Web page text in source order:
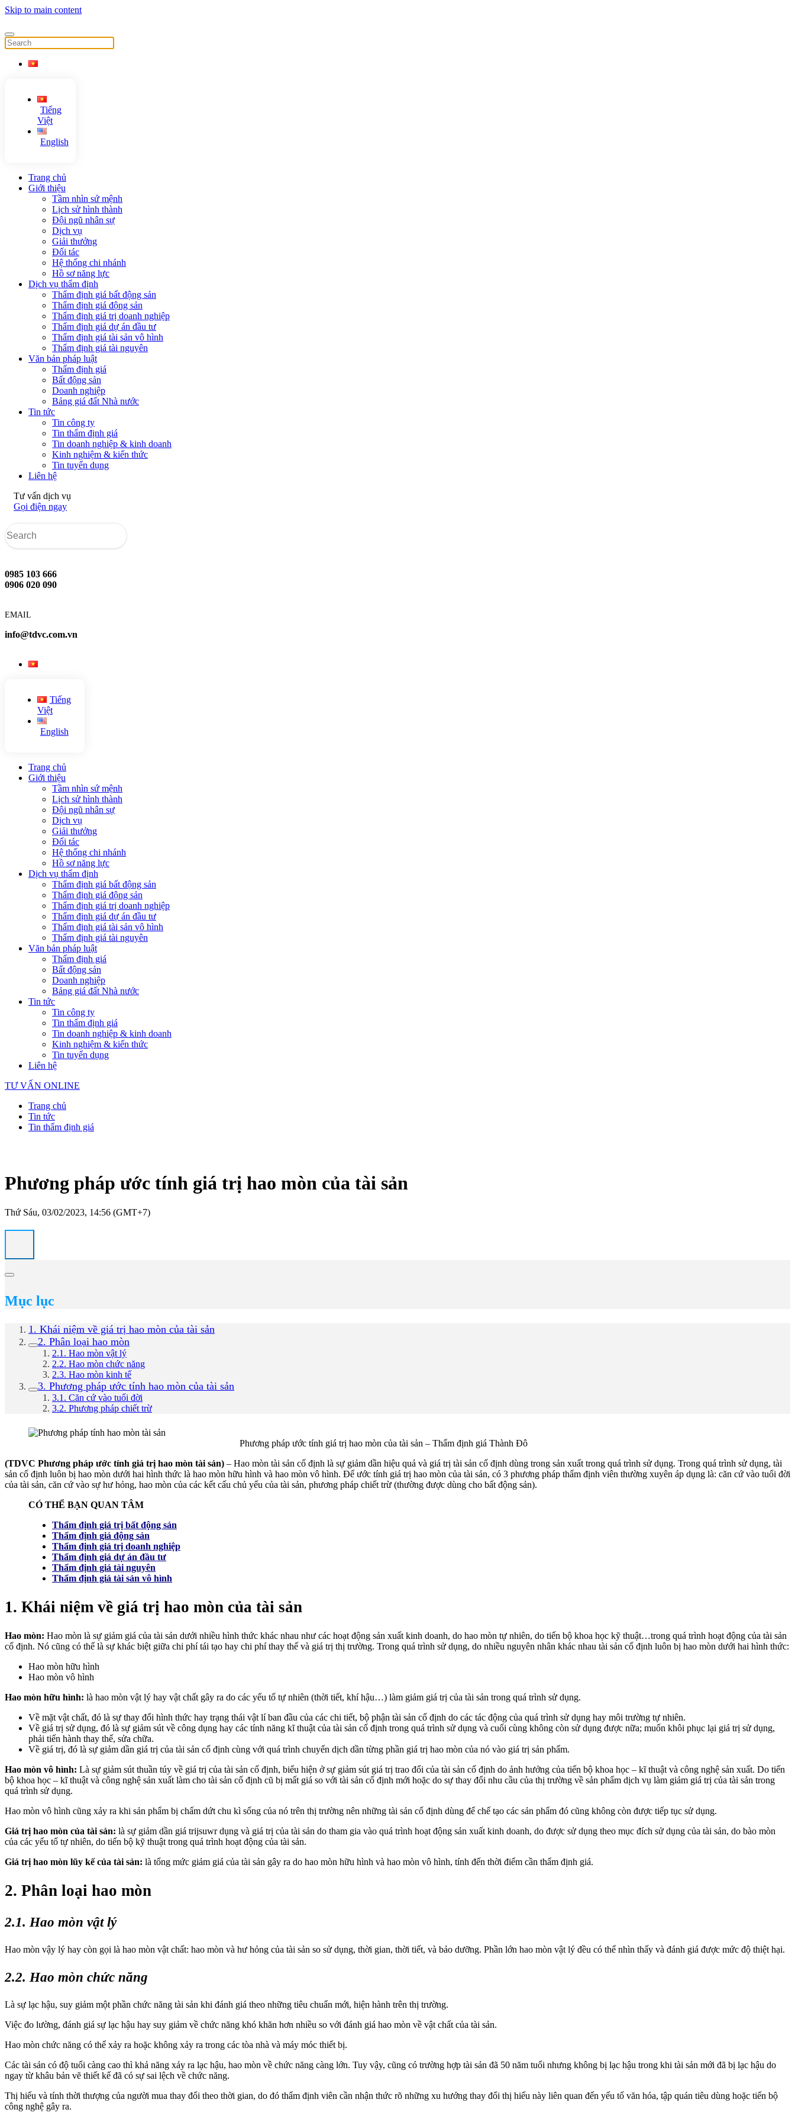
Skip to main content
Tiếng
Việt
English
Trang chủ
Giới thiệu
Tầm nhìn sứ mệnh
Lịch sử hình thành
Đội ngũ nhân sự
Dịch vụ
Giải thưởng
Đối tác
Hệ thống chi nhánh
Hồ sơ năng lực
Dịch vụ thẩm định
Thẩm định giá bất động sản
Thẩm định giá động sản
Thẩm định giá trị doanh nghiệp
Thẩm định giá dự án đầu tư
Thẩm định giá tài sản vô hình
Thẩm định giá tài nguyên
Văn bản pháp luật
Thẩm định giá
Bất động sản
Doanh nghiệp
Bảng giá đất Nhà nước
Tin tức
Tin công ty
Tin thẩm định giá
Tin doanh nghiệp & kinh doanh
Kinh nghiệm & kiến thức
Tin tuyển dụng
Liên hệ
Tư vấn dịch vụ
Gọi điện ngay
0985 103 666
0906 020 090
EMAIL
info@tdvc.com.vn
Tiếng
Việt
English
Trang chủ
Giới thiệu
Tầm nhìn sứ mệnh
Lịch sử hình thành
Đội ngũ nhân sự
Dịch vụ
Giải thưởng
Đối tác
Hệ thống chi nhánh
Hồ sơ năng lực
Dịch vụ thẩm định
Thẩm định giá bất động sản
Thẩm định giá động sản
Thẩm định giá trị doanh nghiệp
Thẩm định giá dự án đầu tư
Thẩm định giá tài sản vô hình
Thẩm định giá tài nguyên
Văn bản pháp luật
Thẩm định giá
Bất động sản
Doanh nghiệp
Bảng giá đất Nhà nước
Tin tức
Tin công ty
Tin thẩm định giá
Tin doanh nghiệp & kinh doanh
Kinh nghiệm & kiến thức
Tin tuyển dụng
Liên hệ
TƯ VẤN ONLINE
Trang chủ
Tin tức
Tin thẩm định giá
Phương pháp ước tính giá trị hao mòn của tài sản
Thứ Sáu, 03/02/2023, 14:56 (GMT+7)
Mục lục
1. Khái niệm về giá trị hao mòn của tài sản
2. Phân loại hao mòn
2.1. Hao mòn vật lý
2.2. Hao mòn chức năng
2.3. Hao mòn kinh tế
3. Phương pháp ước tính hao mòn của tài sản
3.1. Căn cứ vào tuổi đời
3.2. Phương pháp chiết trừ
Phương pháp ước tính giá trị hao mòn của tài sản – Thẩm định giá Thành Đô
(TDVC Phương pháp ước tính giá trị hao mòn tài sản) – Hao mòn tài sản cố định là sự giảm dần hiệu quả và giá trị tài sản cố định dùng trong sản xuất trong quá trình sử dụng. Trong quá trình sử dụng, tài
sản cố định luôn bị hao mòn dưới hai hình thức là hao mòn hữu hình và hao mòn vô hình. Để ước tính giá trị hao mòn của tài sản, có 3 phương pháp thẩm định viên thường xuyên áp dụng là: căn cứ vào tuổi đời
của tài sản, căn cứ vào sự hư hỏng, hao mòn của các kết cấu chủ yếu của tài sản, phương pháp chiết trừ (thường được dùng cho bất động sản).
CÓ THỂ BẠN QUAN TÂM
Thẩm định giá trị bất động sản
Thẩm định giá động sản
Thẩm định giá trị doanh nghiệp
Thẩm định giá dự án đầu tư
Thẩm định giá tài nguyên
Thẩm định giá tài sản vô hình
1. Khái niệm về giá trị hao mòn của tài sản
Hao mòn: Hao mòn là sự giảm giá của tài sản dưới nhiều hình thức khác nhau như các hoạt động sản xuất kinh doanh, do hao mòn tự nhiên, do tiến bộ khoa học kỹ thuật…trong quá trình hoạt động của tài sản
cố định. Nó cũng có thể là sự khác biệt giữa chi phí tái tạo hay chi phí thay thế và giá trị thị trường. Trong quá trình sử dụng, do nhiều nguyên nhân khác nhau tài sản cố định luôn bị hao mòn dưới hai hình thức:
Hao mòn hữu hình
Hao mòn vô hình
Hao mòn hữu hình: là hao mòn vật lý hay vật chất gây ra do các yếu tố tự nhiên (thời tiết, khí hậu…) làm giảm giá trị của tài sản trong quá trình sử dụng.
Về mặt vật chất, đó là sự thay đổi hình thức hay trạng thái vật lí ban đầu của các chi tiết, bộ phận tài sản cố định do các tác động của quá trình sử dụng hay môi trường tự nhiên.
Về giá trị sử dụng, đó là sự giảm sút về công dụng hay các tính năng kĩ thuật của tài sản cố định trong quá trình sử dụng và cuối cùng không còn sử dụng được nữa; muốn khôi phục lại giá trị sử dụng,
phải tiến hành thay thế, sửa chữa.
Về giá trị, đó là sự giảm dần giá trị của tài sản cố định cùng với quá trình chuyển dịch dần từng phần giá trị hao mòn của nó vào giá trị sản phẩm.
Hao mòn vô hình: Là sự giảm sút thuần túy về giá trị của tài sản cố định, biểu hiện ở sự giảm sút giá trị trao đổi của tài sản cố định do ảnh hưởng của tiến bộ khoa học – kĩ thuật và công nghệ sản xuất. Do tiến
bộ khoa học – kĩ thuật và công nghệ sản xuất làm cho tài sản cố định cũ bị mất giá so với tài sản cố định mới hoặc do sự thay đổi nhu cầu của thị trường về sản phẩm dịch vụ làm giảm giá trị của tài sản trong
quá trình sử dụng.
Hao mòn vô hình cũng xảy ra khi sản phẩm bị chấm dứt chu kì sống của nó trên thị trường nên những tài sản cố định dùng để chế tạo các sản phẩm đó cũng không còn được tiếp tục sử dụng.
Giá trị hao mòn của tài sản: là sự giảm dần giá trijsuwr dụng và giá trị của tài sản do tham gia vào quá trình hoạt động sản xuất kinh doanh, do được sử dụng theo mục đích sử dụng của tài sản, do bào mòn
của các yếu tố tự nhiên, do tiến bộ kỹ thuật trong quá trình hoạt động của tài sản.
Giá trị hao mòn lũy kế của tài sản: là tổng mức giảm giá của tài sản gây ra do hao mòn hữu hình và hao mòn vô hình, tính đến thời điểm cần thẩm định giá.
2. Phân loại hao mòn
2.1. Hao mòn vật lý
Hao mòn vậy lý hay còn gọi là hao mòn vật chất: hao mòn và hư hỏng của tài sản so sử dụng, thời gian, thời tiết, và bảo dưỡng. Phần lớn hao mòn vật lý đều có thể nhìn thấy và đánh giá được mức độ thiệt hại.
2.2. Hao mòn chức năng
Là sự lạc hậu, suy giảm một phần chức năng tài sản khi đánh giá theo những tiêu chuẩn mới, hiện hành trên thị trường.
Việc đo lường, đánh giá sự lạc hậu hay suy giảm về chức năng khó khăn hơn nhiều so với đánh giá hao mòn về vật chất của tài sản.
Hao mòn chức năng có thể xảy ra hoặc không xảy ra trong các tòa nhà và máy móc thiết bị.
Các tài sản có độ tuổi càng cao thì khả năng xảy ra lạc hậu, hao mòn về chức năng càng lớn. Tuy vậy, cũng có trường hợp tài sản đã 50 năm tuổi nhưng không bị lạc hậu trong khi tài sản mới đã bị lạc hậu do
ngay từ khâu bản vẽ thiết kế đã có sự sai lệch về chức năng.
Thị hiếu và tính thời thượng của người mua thay đổi theo thời gian, do đó thẩm định viên cần nhận thức rõ những xu hướng thay đổi thị hiếu này liên quan đến yếu tố văn hóa, tập quán tiêu dùng hoặc tiến bộ
công nghệ gây ra.